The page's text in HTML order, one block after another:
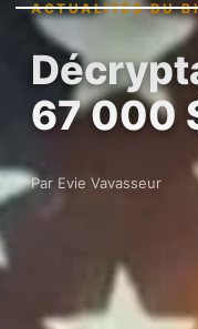
ACTUALITÉS DU
67 000
Par Evie Vavasseur